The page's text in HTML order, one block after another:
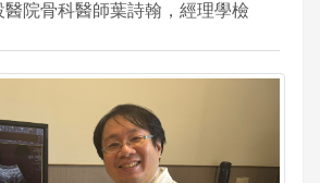
院骨科醫師葉詩翰，經理學檢
確診「巨大旋轉肌袖撕裂」，老師
明顯退縮，並已有部分脂肪浸潤，
微創關節鏡旋轉肌袖修補，結合
轉位術」增強修復，改善患者長期